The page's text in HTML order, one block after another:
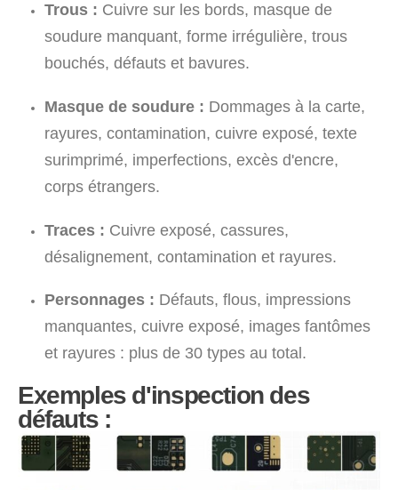
Trous : Cuivre sur les bords, masque de
soudure manquant, forme irrégulière, trous
bouchés, défauts et bavures.
Masque de soudure : Dommages à la carte,
rayures, contamination, cuivre exposé, texte
surimprimé, imperfections, excès d'encre,
corps étrangers.
Traces : Cuivre exposé, cassures,
désalignement, contamination et rayures.
Personnages : Défauts, flous, impressions
manquantes, cuivre exposé, images fantômes
et rayures : plus de 30 types au total.
Exemples d'inspection des
défauts :